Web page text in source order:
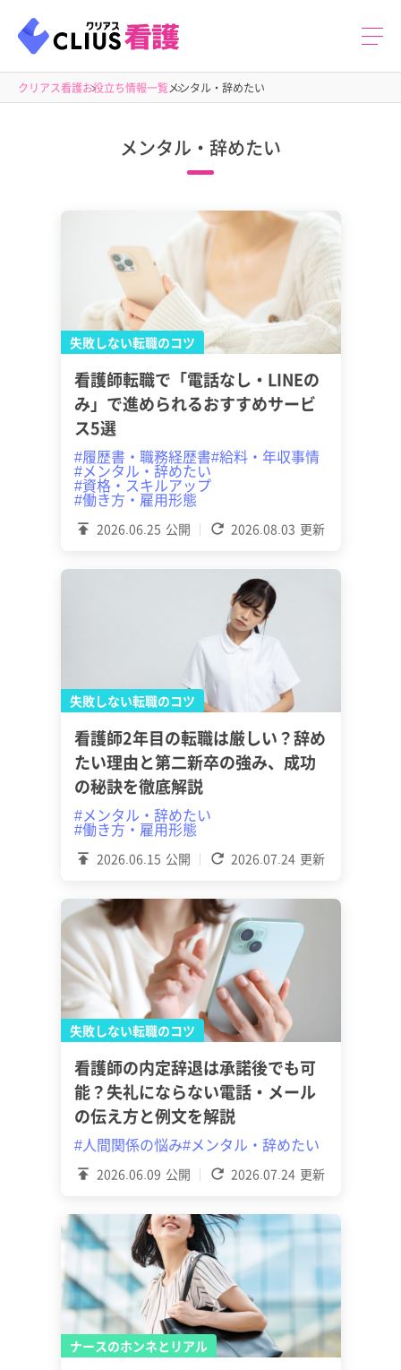
クリアス看護お役立ち情報一覧メンタル・辞めたい
メンタル・辞めたい
失敗しない転職のコツ
2026.06.25 公開 2026.08.03 更新
看護師転職で「電話なし・LINEの
み」で進められるおすすめサービ
ス5選
#履歴書・職務経歴書#給料・年収事情
#メンタル・辞めたい
#資格・スキルアップ
#働き方・雇用形態
失敗しない転職のコツ
2026.06.15 公開 2026.07.24 更新
看護師2年目の転職は厳しい？辞め
たい理由と第二新卒の強み、成功
の秘訣を徹底解説
#メンタル・辞めたい
#働き方・雇用形態
失敗しない転職のコツ
2026.06.09 公開 2026.07.24 更新
看護師の内定辞退は承諾後でも可
能？失礼にならない電話・メール
の伝え方と例文を解説
#人間関係の悩み#メンタル・辞めたい
ナースのホンネとリアル